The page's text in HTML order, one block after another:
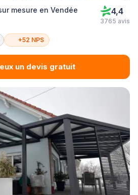
mesure en Vendée 4,4
3765 avis
+52 NPS
un devis gratuit